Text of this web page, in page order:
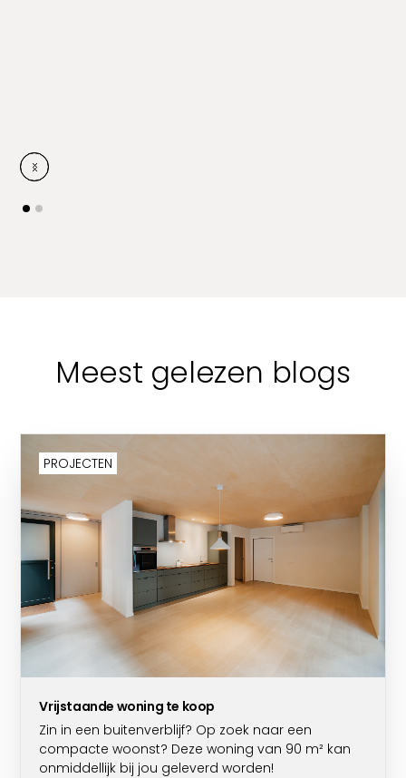
Meest gelezen blogs
PROJECTEN
Vrijstaande woning te koop
Zin in een buitenverblijf? Op zoek naar een
compacte woonst? Deze woning van 90 m² kan
onmiddellijk bij jou geleverd worden!